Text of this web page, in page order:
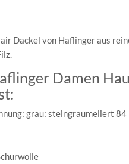
Dackel von Haflinger aus
Damen
grau: steingraumeliert 84